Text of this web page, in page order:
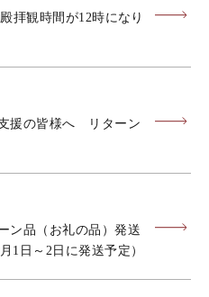
拝観時間が12時になり
援の皆様へ リターン
ン品（お礼の品）発送
1日～2日に発送予定）